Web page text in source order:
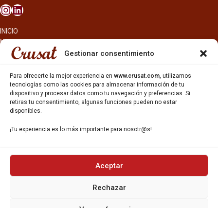
Gestionar consentimiento
Para ofrecerte la mejor experiencia en www.crusat.com, utilizamos
tecnologías como las cookies para almacenar información de tu
dispositivo y procesar datos como tu navegación y preferencias. Si
retiras tu consentimiento, algunas funciones pueden no estar
disponibles.
¡Tu experiencia es lo más importante para nosotr@s!
Aceptar
Rechazar
INICIO
NOSOTROS
CERVEZAS
OTROS PRODUCTOS
REPARTO EN BARCELONA
HOSTELERÍA Y PEQUEÑA ALIMENTACIÓN
CARTAS DE CERVEZAS Y VINO
CATAS Y FORMACIONES
SERVICIO TÉCNICO
GESTIÓN DE